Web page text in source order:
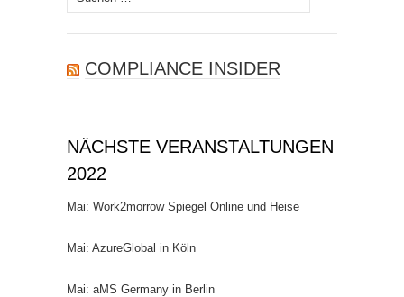
nach:
COMPLIANCE INSIDER
NÄCHSTE VERANSTALTUNGEN
2022
Mai: Work2morrow Spiegel Online und Heise
Mai: AzureGlobal in Köln
Mai: aMS Germany in Berlin